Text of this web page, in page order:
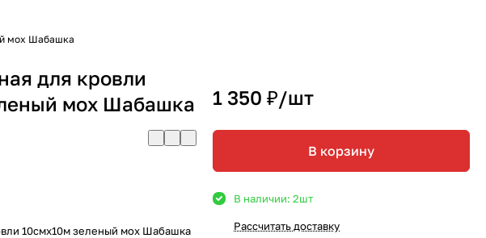
мох Шабашка
для кровли
мох Шабашка
10смх10м зеленый мох Шабашка
1 350 ₽/шт
В корзину
В наличии: 2шт
Рассчитать доставку